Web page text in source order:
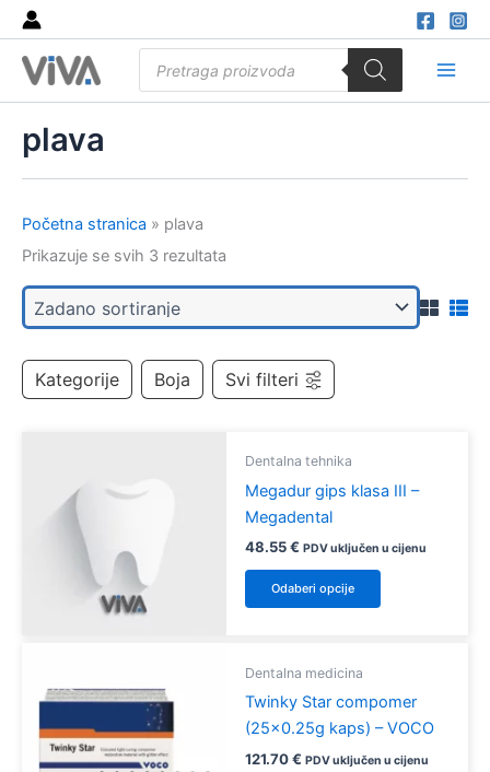
Skip
to
content
search
plava
Početna stranica » plava
Prikazuje se svih 3 rezultata
Kategorije Boja Svi filteri
Dentalna tehnika
Megadur gips klasa III –
Megadental
48.55€ PDV uključen u cijenu
Odaberi opcije
Ovaj
proizvod
Opcije
se
mogu
Dentalna medicina
Twinky Star compomer
(25×0.25g kaps) – VOCO
121.70€ PDV uključen u cijenu